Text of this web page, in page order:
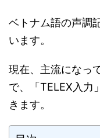
ベトナム語の声調
います。
現在、主流になっ
で、「TELEX入力
きます。